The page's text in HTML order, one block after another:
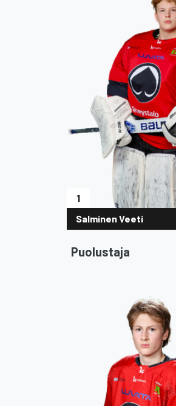
1
Salminen Veeti
Puolustaja